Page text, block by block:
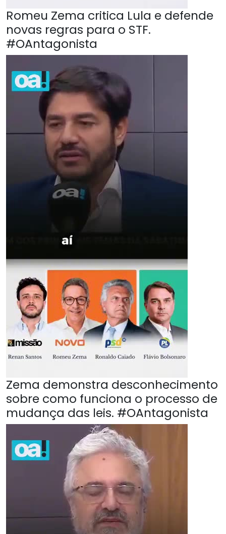
Romeu Zema critica Lula e defende
novas regras para o STF.
#OAntagonista
Zema demonstra desconhecimento
sobre como funciona o processo de
mudança das leis. #OAntagonista